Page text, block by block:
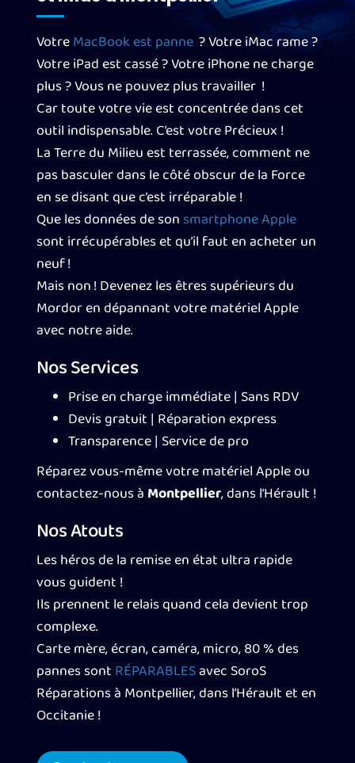
VotreMacBook est panne? Votre iMac rame ?
Votre iPad est cassé ? Votre iPhone ne charge
plus ? Vous ne pouvez plus travailler !
Car toute votre vie est concentrée dans cet
outil indispensable. C’est votre Précieux !
La Terre du Milieu est terrassée, comment ne
pas basculer dans le côté obscur de la Force
en se disant que c’est irréparable !
Que les données de son smartphone Apple
sont irrécupérables et qu’il faut en acheter un
neuf !
Mais non ! Devenez les êtres supérieurs du
Mordor en dépannant votre matériel Apple
avec notre aide.
Nos Services
Prise en charge immédiate | Sans RDV
Devis gratuit | Réparation express
Transparence | Service de pro
Réparez vous-même votre matériel Apple ou
contactez-nous à Montpellier, dans l’Hérault !
Nos Atouts
Les héros de la remise en état ultra rapide
vous guident !
Ils prennent le relais quand cela devient trop
complexe.
Carte mère, écran, caméra, micro, 80 % des
pannes sont RÉPARABLESavec SoroS
Réparations à Montpellier, dans l’Hérault et en
Occitanie !